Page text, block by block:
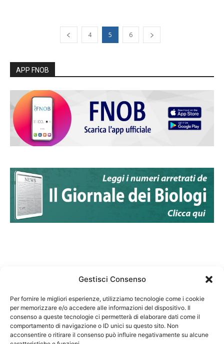
Gestisci Consenso
Per fornire le migliori esperienze, utilizziamo tecnologie come i cookie
per memorizzare e/o accedere alle informazioni del dispositivo. Il
consenso a queste tecnologie ci permetterà di elaborare dati come il
comportamento di navigazione o ID unici su questo sito. Non
acconsentire o ritirare il consenso può influire negativamente su alcune
4 5 6
APP FNOB
Federazione Nazionale Degli Ordini dei Biologi:
codice fiscale 80069130583
Responsabile sito internet www.fnob.it: Vincenzo